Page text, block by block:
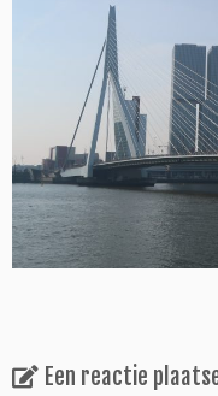
Een reactie